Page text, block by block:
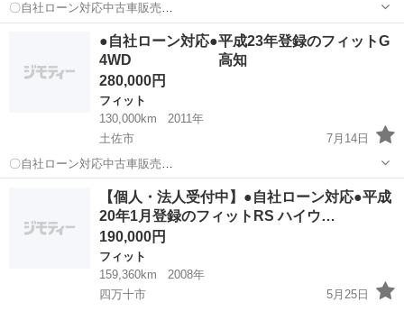
〇自社ローン対応中古車販売
〇 ☆どなたでもロー
ン対応可能☆ １、勤続年数の短い方や自営業の方
２、パートをされる主婦の方や派遣社員の方 ...
フィット 車両
●自社ローン対応●平成23年登録のフィットG
4WD 高知
280,000円
フィット
130,000km
2011年
土佐市
7月14日
〇自社ローン対応中古車販売
〇 ☆どなたで
もローン対応可能☆ １、勤続年数の短い方や自営業の
方 ２、パートをされる主婦の方や派遣社員の方 ...
フィット 車両
【個人・法人受付中】●自社ローン対応●平成
20年1月登録のフィットRS ハイウ…
190,000円
フィット
159,360km
2008年
四万十市
5月25日